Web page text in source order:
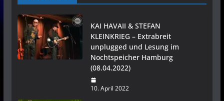
KAI HAVAII & STEFAN
KLEINKRIEG – Extrabreit
unplugged und Lesung im
Nochtspeicher Hamburg
(08.04.2022)
10. April 2022